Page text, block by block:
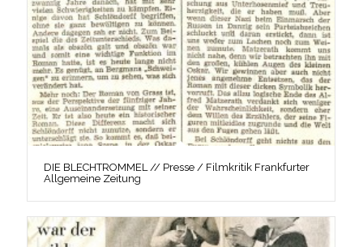
DIE BLECHTROMMEL // Presse / Filmkritik Frankfurter
Allgemeine Zeitung